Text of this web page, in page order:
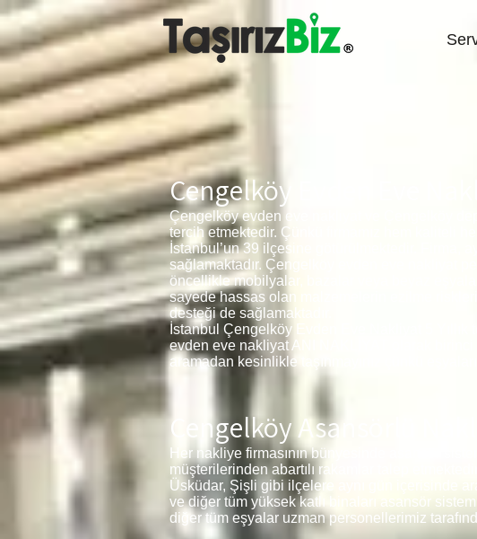
Çengelköy Evden Eve
Çengelköy evden eve nakliyat ve Çengelköy
tercih etmektedir. Çünkü firmamız hem kaliteli
İstanbul’un 39 ilçesine götürülmektedir. Firma,
sağlamaktadır. Çengelköy evden eve nakliyat
öncellikle mobilyalar, bazalar veya beyaz
sayede hassas olan malzemelerin ezilme riskleri
desteği de sağlamaktadır.
İstanbul Çengelköy Evden Eve Nakliyat 5 Yıllık
evden eve nakliyat ANI NAKLİYAT olarak birinci
aramadan kesinlikle taşınmayınız çünkü
Çengelköy Asansörlü
Her nakliye firmasının bünyesinde asansör
müşterilerinden abartılı rakamlar talep
Üsküdar, Şişli gibi ilçelere aynı gün içerisinde
ve diğer tüm yüksek katlı binaları asansör
diğer tüm eşyalar uzman personellerimiz